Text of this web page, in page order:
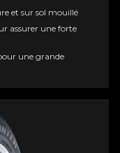
et sur sol mouillé
assurer une forte
une grande